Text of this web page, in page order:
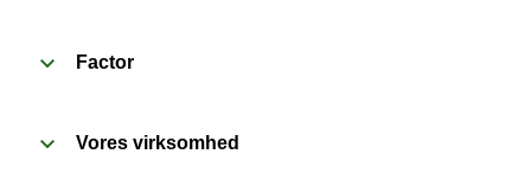
Factor
Vores virksomhed